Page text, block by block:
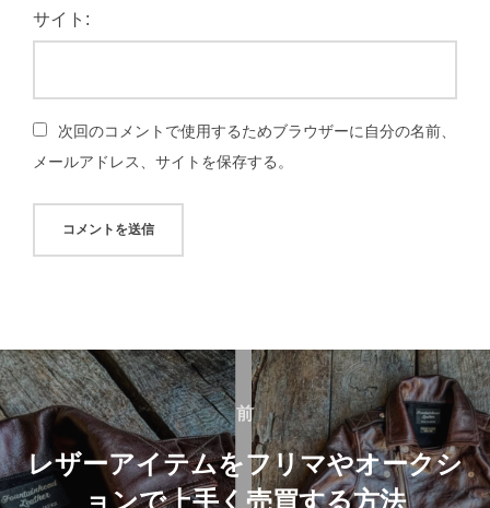
サイト:
次回のコメントで使用するためブラウザーに自分の名前、
メールアドレス、サイトを保存する。
投
稿
ナ
前
前
レザーアイテムをフリマやオークシ
ョンで上手く売買する方法